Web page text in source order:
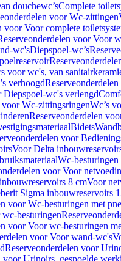
douchewc’sComplete
voor Wc-zittingen
voor Voor complete
voor Voor
wc'sDiepspoel-wc’s
voor wc's, van
verhoogd
Diepspoel-wc's verlengd
voor Wc-zittingsringenWc’s
Reserveonderdelen
Bidets
voor
Voor Delta
Wc-
voor Voor
8 cmVoor
Sigma inbouwreservoirs
voor Wc-besturingen met
besturingen
voor Voor wc-besturingen
voor Voor wand-wc's
Reserveonderdelen voor
voor Urinoirs, gespoelde